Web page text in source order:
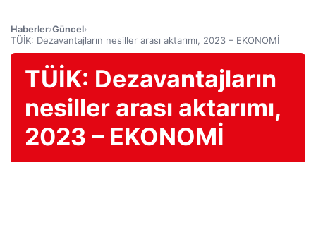
Haberler›Güncel›
TÜİK: Dezavantajların nesiller arası aktarımı, 2023 – EKONOMİ
TÜİK: Dezavantajların
nesiller arası aktarımı,
2023 – EKONOMİ